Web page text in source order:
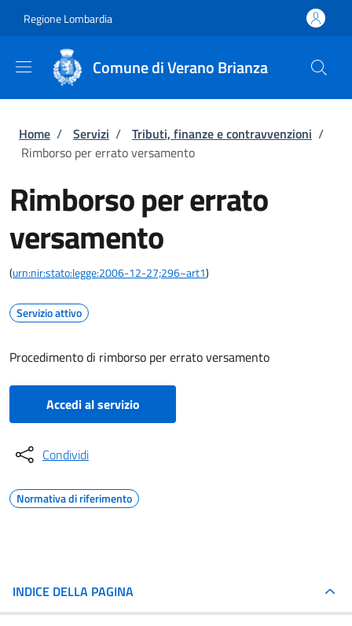
Regione Lombardia
Comune di Verano Brianza
Briciole di pane
Home / Servizi / Tributi, finanze e contravvenzioni /
Rimborso per errato versamento
Rimborso per errato
versamento
(urn:nir:stato:legge:2006-12-27;296~art1)
Servizio attivo
Procedimento di rimborso per errato versamento
Accedi al servizio
Condividi
Normativa di riferimento
INDICE DELLA PAGINA